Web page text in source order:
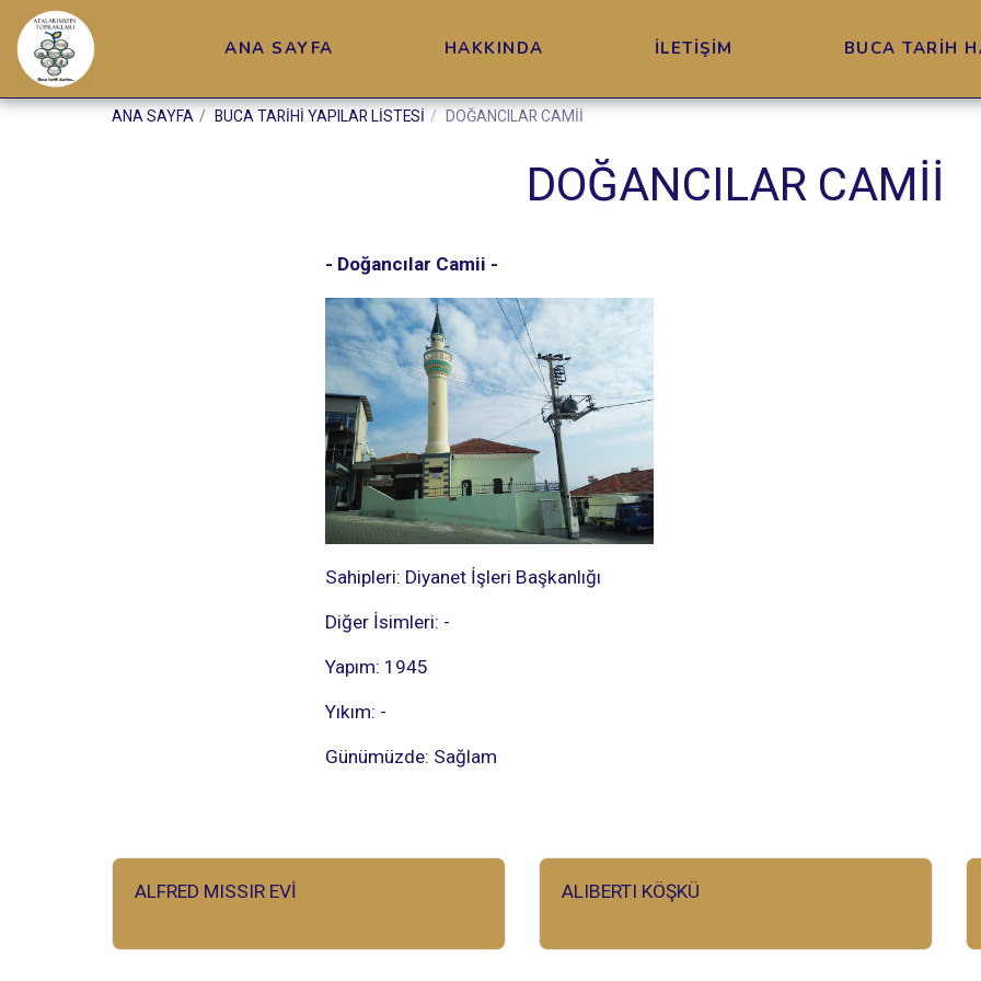
ANA SAYFA HAKKINDA İLETİŞİM BUCA TARİH
ANA SAYFA BUCA TARİHİ YAPILAR LİSTESİ DOĞANCILAR CAMİİ
DOĞANCILAR CAMİİ
- Doğancılar Camii -
Sahipleri: Diyanet İşleri Başkanlığı
Diğer İsimleri: -
Yapım: 1945
Yıkım: -
Günümüzde: Sağlam
ALFRED MISSIR EVİ ALIBERTI KÖŞKÜ